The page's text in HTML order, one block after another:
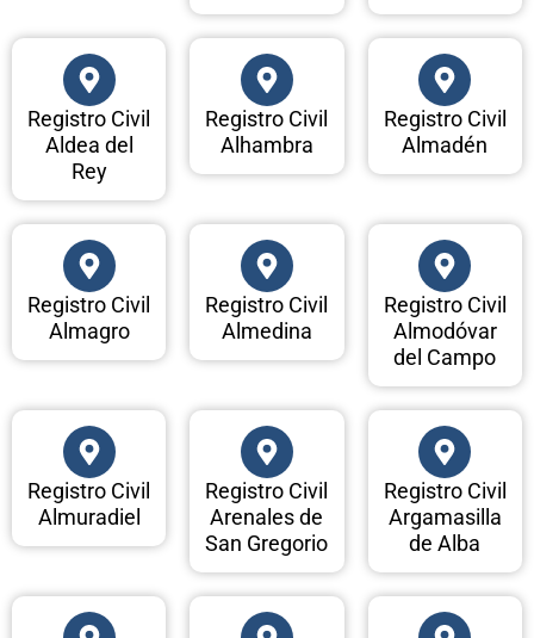
Registro Civil
Aldea del
Rey
Registro Civil
Alhambra
Registro Civil
Almadén
Registro Civil
Almagro
Registro Civil
Almedina
Registro Civil
Almodóvar
del Campo
Registro Civil
Almuradiel
Registro Civil
Arenales de
San Gregorio
Registro Civil
Argamasilla
de Alba